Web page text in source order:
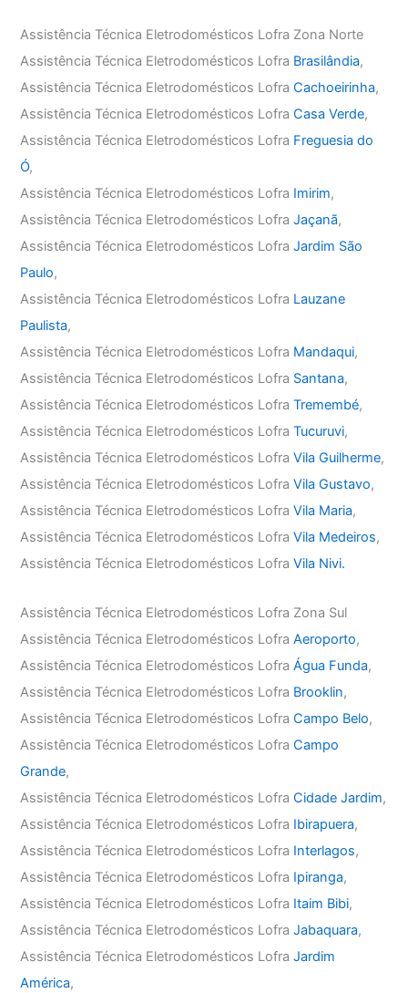
Assistência Técnica Eletrodomésticos Lofra Zona Norte
Assistência Técnica Eletrodomésticos Lofra Brasilândia,
Assistência Técnica Eletrodomésticos LofraCachoeirinha,
Assistência Técnica Eletrodomésticos LofraCasa Verde,
Assistência Técnica Eletrodomésticos Lofra Freguesia do
Ó,
Assistência Técnica Eletrodomésticos Lofra Imirim,
Assistência Técnica Eletrodomésticos LofraJaçanã,
Assistência Técnica Eletrodomésticos LofraJardim São
Paulo,
Assistência Técnica Eletrodomésticos Lofra Lauzane
Paulista,
Assistência Técnica Eletrodomésticos Lofra Mandaqui,
Assistência Técnica Eletrodomésticos Lofra Santana,
Assistência Técnica Eletrodomésticos LofraTremembé,
Assistência Técnica Eletrodomésticos LofraTucuruvi,
Assistência Técnica Eletrodomésticos LofraVila Guilherme,
Assistência Técnica Eletrodomésticos LofraVila Gustavo,
Assistência Técnica Eletrodomésticos LofraVila Maria,
Assistência Técnica Eletrodomésticos LofraVila Medeiros,
Assistência Técnica Eletrodomésticos LofraVila Nivi.
Assistência Técnica Eletrodomésticos Lofra Zona Sul
Assistência Técnica Eletrodomésticos LofraAeroporto,
Assistência Técnica Eletrodomésticos LofraÁgua Funda,
Assistência Técnica Eletrodomésticos Lofra Brooklin,
Assistência Técnica Eletrodomésticos LofraCampo Belo,
Assistência Técnica Eletrodomésticos LofraCampo
Grande,
Assistência Técnica Eletrodomésticos LofraCidade Jardim,
Assistência Técnica Eletrodomésticos Lofra Ibirapuera,
Assistência Técnica Eletrodomésticos Lofra Interlagos,
Assistência Técnica Eletrodomésticos Lofra Ipiranga,
Assistência Técnica Eletrodomésticos Lofra Itaim Bibi,
Assistência Técnica Eletrodomésticos LofraJabaquara,
Assistência Técnica Eletrodomésticos LofraJardim
América,